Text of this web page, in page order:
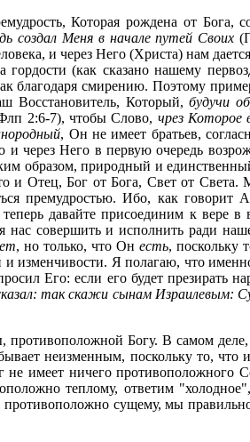
Которая рождена от Бога,
создал Меня в начале путей Своих
и через Него (Христа) нам
(как сказано нашему
благодаря смирению. Поэтому
Восстановитель, Который,будучи
2:6-7), чтобы Слово, чрез Которое
, Он не имеет братьев,
через Него в первую очередь
образом, природный и
и Отец, Бог от Бога, Свет от Света.
премудростью. Ибо, как говорит
давайте присоединим к вере в
нас совершить и исполнить ради
, но только, что Он есть, поскольку
изменчивости. Я полагаю, что
Его: если его будет презирать
так скажи сынам Израилевым:
противоположной Богу. В самом
неизменным, поскольку то, что
имеет ничего противоположного
теплому, ответим
сущему, мы